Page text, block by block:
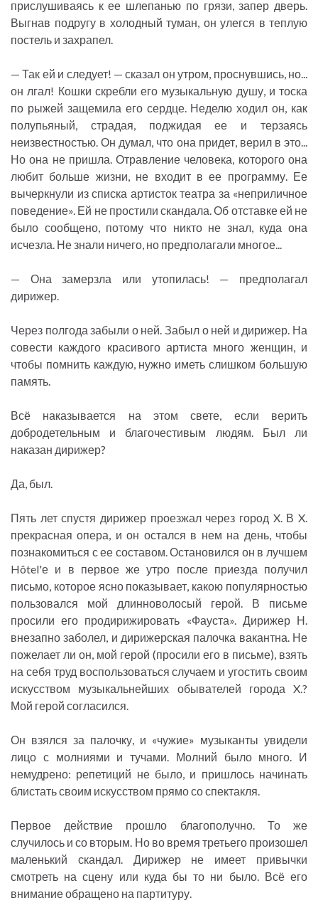
прислушиваясь к ее шлепанью по грязи, запер дверь.
Выгнав подругу в холодный туман, он улегся в теплую
постель и захрапел.
— Так ей и следует! — сказал он утром, проснувшись, но...
он лгал! Кошки скребли его музыкальную душу, и тоска
по рыжей защемила его сердце. Неделю ходил он, как
полупьяный, страдая, поджидая ее и терзаясь
неизвестностью. Он думал, что она придет, верил в это...
Но она не пришла. Отравление человека, которого она
любит больше жизни, не входит в ее программу. Ее
вычеркнули из списка артисток театра за «неприличное
поведение». Ей не простили скандала. Об отставке ей не
было сообщено, потому что никто не знал, куда она
исчезла. Не знали ничего, но предполагали многое...
— Она замерзла или утопилась! — предполагал
дирижер.
Через полгода забыли о ней. Забыл о ней и дирижер. На
совести каждого красивого артиста много женщин, и
чтобы помнить каждую, нужно иметь слишком большую
память.
Всё наказывается на этом свете, если верить
добродетельным и благочестивым людям. Был ли
наказан дирижер?
Да, был.
Пять лет спустя дирижер проезжал через город X. В X.
прекрасная опера, и он остался в нем на день, чтобы
познакомиться с ее составом. Остановился он в лучшем
Hôtel'е и в первое же утро после приезда получил
письмо, которое ясно показывает, какою популярностью
пользовался мой длинноволосый герой. В письме
просили его продирижировать «Фауста». Дирижер Н.
внезапно заболел, и дирижерская палочка вакантна. Не
пожелает ли он, мой герой (просили его в письме), взять
на себя труд воспользоваться случаем и угостить своим
искусством музыкальнейших обывателей города X.?
Мой герой согласился.
Он взялся за палочку, и «чужие» музыканты увидели
лицо с молниями и тучами. Молний было много. И
немудрено: репетиций не было, и пришлось начинать
блистать своим искусством прямо со спектакля.
Первое действие прошло благополучно. То же
случилось и со вторым. Но во время третьего произошел
маленький скандал. Дирижер не имеет привычки
смотреть на сцену или куда бы то ни было. Всё его
внимание обращено на партитуру.